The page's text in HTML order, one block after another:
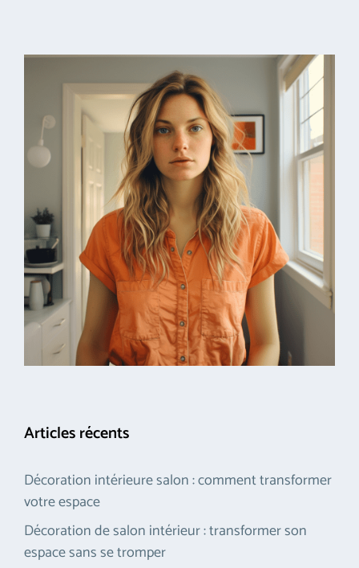
Articles récents
Décoration intérieure salon : comment transformer
votre espace
Décoration de salon intérieur : transformer son
espace sans se tromper